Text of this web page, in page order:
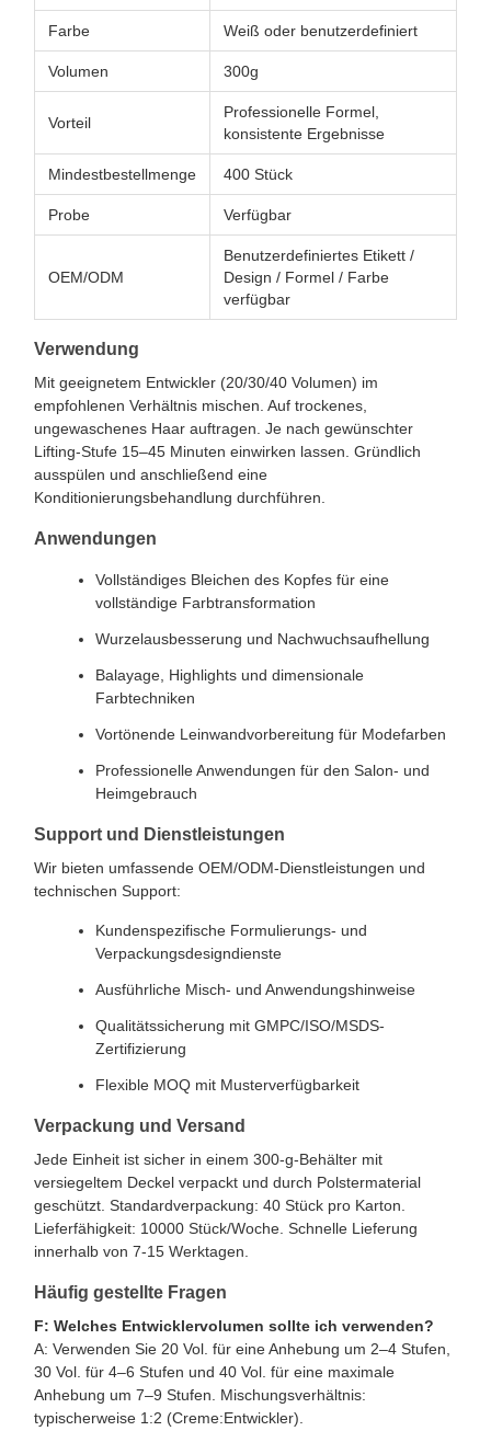
Farbe Weiß oder benutzerdefiniert
Volumen 300g
Vorteil
Professionelle Formel,
konsistente Ergebnisse
Mindestbestellmenge 400 Stück
Probe Verfügbar
OEM/ODM
Benutzerdefiniertes Etikett /
Design / Formel / Farbe
verfügbar
Verwendung
Mit geeignetem Entwickler (20/30/40 Volumen) im
empfohlenen Verhältnis mischen. Auf trockenes,
ungewaschenes Haar auftragen. Je nach gewünschter
Lifting-Stufe 15–45 Minuten einwirken lassen. Gründlich
ausspülen und anschließend eine
Konditionierungsbehandlung durchführen.
Anwendungen
Vollständiges Bleichen des Kopfes für eine
vollständige Farbtransformation
Wurzelausbesserung und Nachwuchsaufhellung
Balayage, Highlights und dimensionale
Farbtechniken
Vortönende Leinwandvorbereitung für Modefarben
Professionelle Anwendungen für den Salon- und
Heimgebrauch
Support und Dienstleistungen
Wir bieten umfassende OEM/ODM-Dienstleistungen und
technischen Support:
Kundenspezifische Formulierungs- und
Verpackungsdesigndienste
Ausführliche Misch- und Anwendungshinweise
Qualitätssicherung mit GMPC/ISO/MSDS-
Zertifizierung
Flexible MOQ mit Musterverfügbarkeit
Verpackung und Versand
Jede Einheit ist sicher in einem 300-g-Behälter mit
versiegeltem Deckel verpackt und durch Polstermaterial
geschützt. Standardverpackung: 40 Stück pro Karton.
Lieferfähigkeit: 10000 Stück/Woche. Schnelle Lieferung
innerhalb von 7-15 Werktagen.
Häufig gestellte Fragen
F: Welches Entwicklervolumen sollte ich verwenden?
A: Verwenden Sie 20 Vol. für eine Anhebung um 2–4 Stufen,
30 Vol. für 4–6 Stufen und 40 Vol. für eine maximale
Anhebung um 7–9 Stufen. Mischungsverhältnis:
typischerweise 1:2 (Creme:Entwickler).